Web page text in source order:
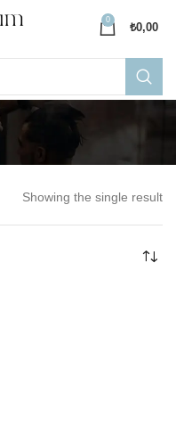
0
₺0,00
Showing the single result